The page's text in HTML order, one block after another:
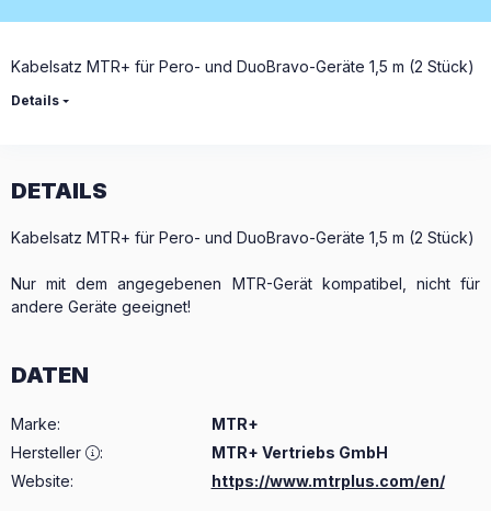
Kabelsatz MTR+ für Pero- und DuoBravo-Geräte 1,5 m (2 Stück)
Details
DETAILS
Kabelsatz MTR+ für Pero- und DuoBravo-Geräte 1,5 m (2 Stück)
Nur mit dem angegebenen MTR-Gerät kompatibel, nicht für
andere Geräte geeignet!
DATEN
Marke:
MTR+
Hersteller
:
MTR+ Vertriebs GmbH
Website:
https://www.mtrplus.com/en/